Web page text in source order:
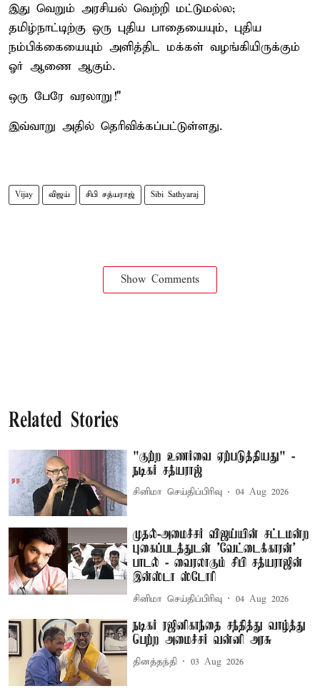
இது வெறும் அரசியல் வெற்றி மட்டுமல்ல;
தமிழ்நாட்டிற்கு ஒரு புதிய பாதையையும், புதிய
நம்பிக்கையையும் அளித்திட மக்கள் வழங்கியிருக்கும்
ஓர் ஆணை ஆகும்.
ஒரு பேரே வரலாறு!"
இவ்வாறு அதில் தெரிவிக்கப்பட்டுள்ளது.
Vijay விஜய் சிபி சத்யராஜ் Sibi Sathyaraj
Show Comments
Related Stories
"குற்ற உணர்வை ஏற்படுத்தியது" -
நடிகர் சத்யராஜ்
சினிமா செய்திப்பிரிவு 04 Aug 2026
முதல்-அமைச்சர் விஜய்யின் சட்டமன்ற
புகைப்படத்துடன் 'வேட்டைக்காரன்'
பாடல் - வைரலாகும் சிபி சத்யராஜின்
இன்ஸ்டா ஸ்டோரி
சினிமா செய்திப்பிரிவு 04 Aug 2026
நடிகர் ரஜினிகாந்தை சந்தித்து வாழ்த்து
பெற்ற அமைச்சர் வன்னி அரசு
தினத்தந்தி 03 Aug 2026